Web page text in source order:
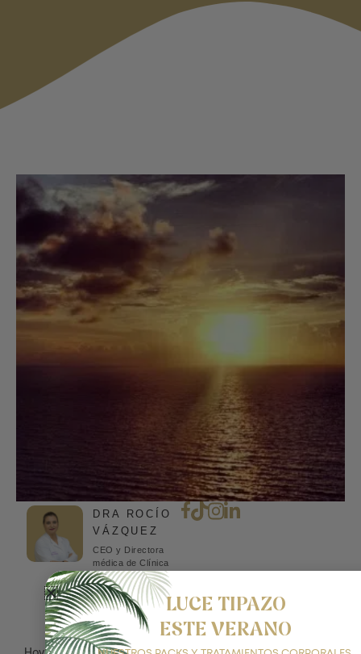
DRA ROCÍO
VÁZQUEZ
CEO y Directora
médica de Clínica
Rocío Vázquez |
Directora ejecutiva
del Máster de
Medicina Estética
UPO
LUCE TIPAZO
ESTE VERANO